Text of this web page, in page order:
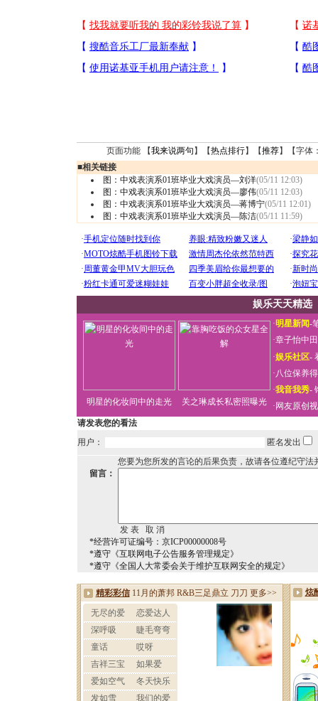
页面功能 【我来说两句 】【热点排行】【推荐】【字体
■相关链接
图：中戏表演系01班毕业大戏演员—刘洋(05/11 12:03)
图：中戏表演系01班毕业大戏演员—廖伟(05/11 12:03)
图：中戏表演系01班毕业大戏演员—蒋博宁(05/11 12:01)
图：中戏表演系01班毕业大戏演员—陈洁(05/11 11:59)
娱乐天天精选
明星的化妆间中的走光 关之琳成长私密照曝光
·明星新闻-
·章子怡中
·娱乐社区-
·八位保养
·我音我秀-
· 网友原创
请发表您的看法
用户：
匿名发出
您要为您所发的言论的后果负责，故请各位遵纪守法
留言：
*经营许可证编号：京ICP00000008号
*遵守《互联网电子公告服务管理规定》
*遵守《全国人大常委会关于维护互联网安全的规定》